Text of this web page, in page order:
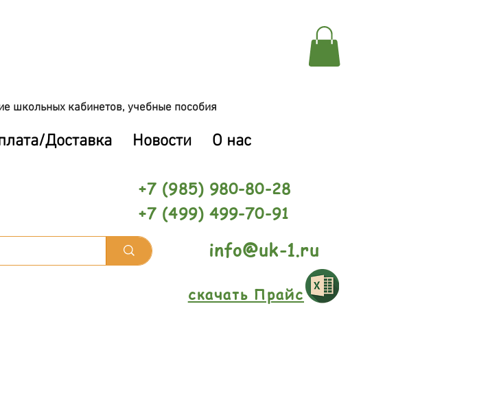
школьных кабинетов, учебные пособия
Доставка Новости О нас
+7 (985) 980-80-28
+7 (499) 499-70-91
info@uk-1.ru
скачать Прайс